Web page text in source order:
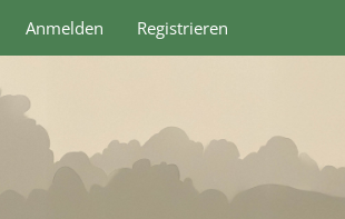
Anmelden Registrieren